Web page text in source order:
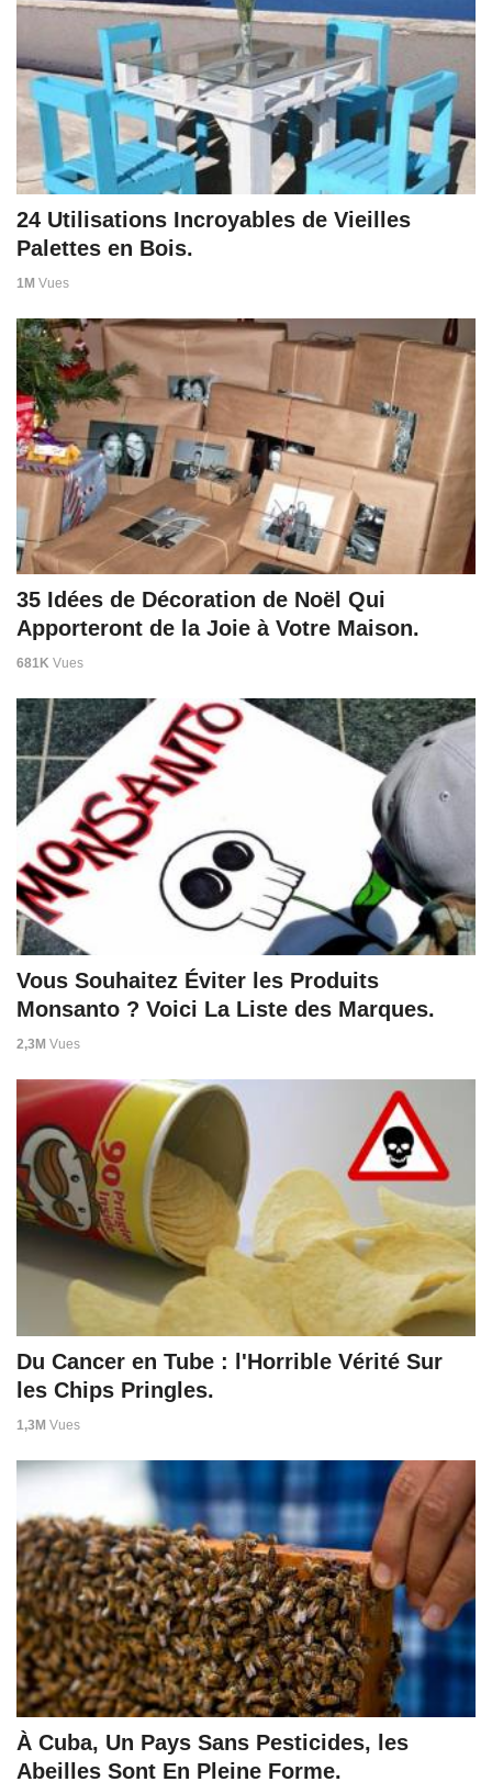
24 Utilisations Incroyables de Vieilles
Palettes en Bois.
1M Vues
35 Idées de Décoration de Noël Qui
Apporteront de la Joie à Votre Maison.
681K Vues
Vous Souhaitez Éviter les Produits
Monsanto ? Voici La Liste des Marques.
2,3M Vues
Du Cancer en Tube : l'Horrible Vérité Sur
les Chips Pringles.
1,3M Vues
À Cuba, Un Pays Sans Pesticides, les
Abeilles Sont En Pleine Forme.